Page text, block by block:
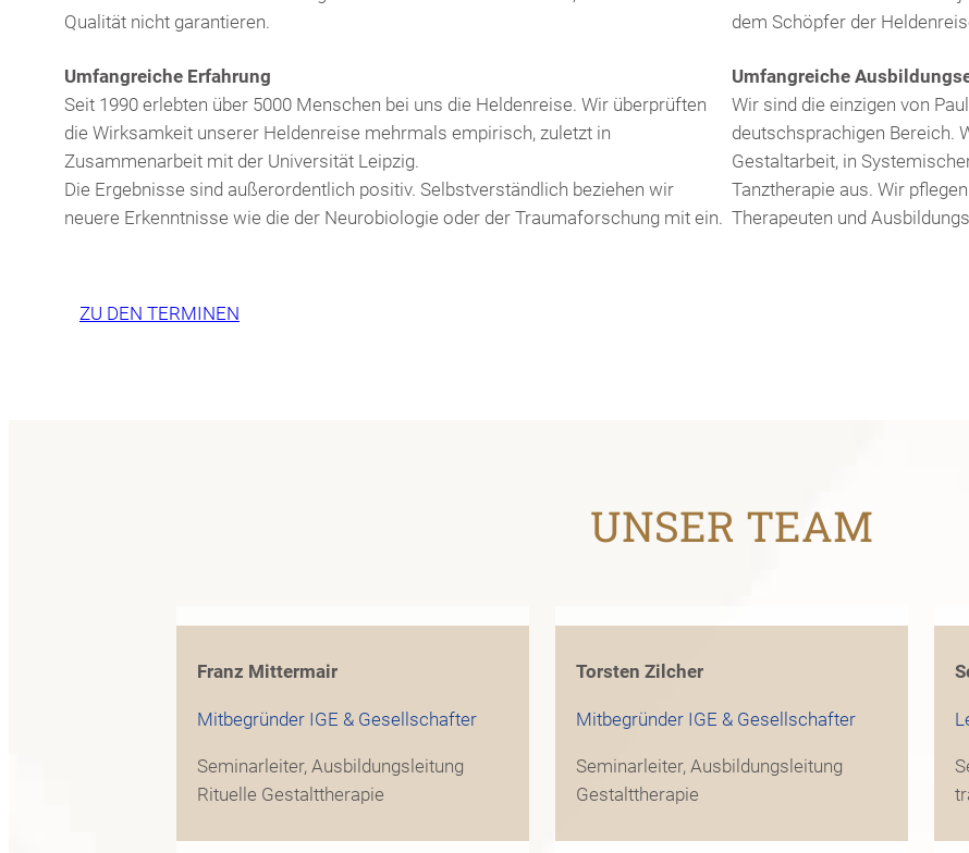
Qualität nicht garantieren.
Umfangreiche Erfahrung
Seit 1990 erlebten über 5000 Menschen bei uns die Heldenreise. Wir überprüften
die Wirksamkeit unserer Heldenreise mehrmals empirisch, zuletzt in
Zusammenarbeit mit der Universität Leipzig.
Die Ergebnisse sind außerordentlich positiv. Selbstverständlich beziehen wir
neuere Erkenntnisse wie die der Neurobiologie oder der Traumaforschung mit ein.
dem Schöpfer der
Umfangreiche
Wir sind die einzigen von
deutschsprachigen Bereich.
Gestaltarbeit, in
Tanztherapie aus. Wir
Therapeuten und
ZU DEN TERMINEN
UNSER TEAM
Franz Mittermair
Mitbegründer IGE & Gesellschafter
Seminarleiter, Ausbildungsleitung
Rituelle Gestalttherapie
Torsten Zilcher
Mitbegründer IGE & Gesellschafter
Seminarleiter, Ausbildungsleitung
Gestalttherapie